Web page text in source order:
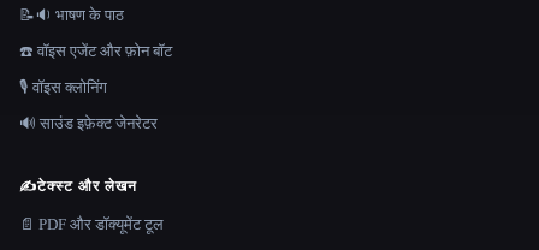
📝🔉 भाषण के पाठ
☎️ वॉइस एजेंट और फ़ोन बॉट
🎙️ वॉइस क्लोनिंग
🔊 साउंड इफ़ेक्ट जेनरेटर
✍️टेक्स्ट और लेखन
📄 PDF और डॉक्यूमेंट टूल